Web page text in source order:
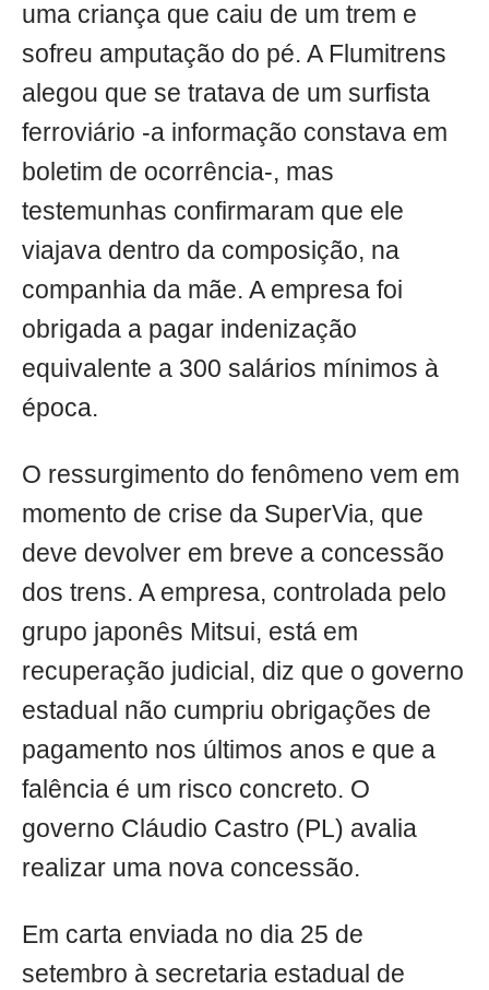
uma criança que caiu de um trem e
sofreu amputação do pé. A Flumitrens
alegou que se tratava de um surfista
ferroviário -a informação constava em
boletim de ocorrência-, mas
testemunhas confirmaram que ele
viajava dentro da composição, na
companhia da mãe. A empresa foi
obrigada a pagar indenização
equivalente a 300 salários mínimos à
época.
O ressurgimento do fenômeno vem em
momento de crise da SuperVia, que
deve devolver em breve a concessão
dos trens. A empresa, controlada pelo
grupo japonês Mitsui, está em
recuperação judicial, diz que o governo
estadual não cumpriu obrigações de
pagamento nos últimos anos e que a
falência é um risco concreto. O
governo Cláudio Castro (PL) avalia
realizar uma nova concessão.
Em carta enviada no dia 25 de
setembro à secretaria estadual de